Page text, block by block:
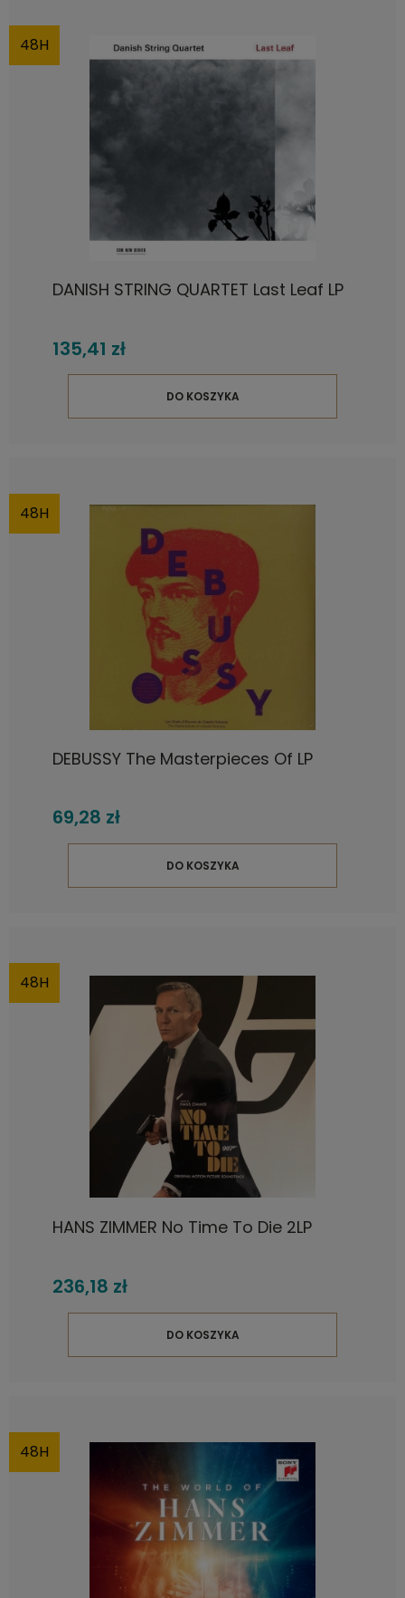
DANISH STRING QUARTET Last Leaf LP
135,41 zł
DO KOSZYKA
48H
DEBUSSY The Masterpieces Of LP
69,28 zł
DO KOSZYKA
48H
HANS ZIMMER No Time To Die 2LP
236,18 zł
DO KOSZYKA
48H
48H